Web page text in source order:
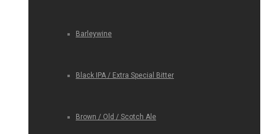
Barleywine
Black IPA / Extra Special Bitter
Brown / Old / Scotch Ale